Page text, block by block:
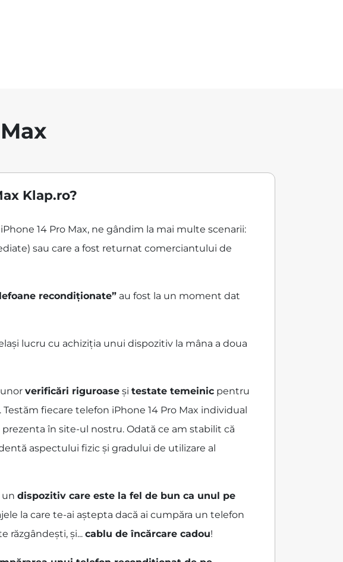
Klap.ro?
14 Pro Max, ne gândim la mai multe scenarii:
sau care a fost returnat comerciantului de
recondiționate” au fost la un moment dat
lucru cu achiziția unui dispozitiv la mâna a doua
verificări riguroase și testate temeinic pentru
fiecare telefon iPhone 14 Pro Max individual
în site-ul nostru. Odată ce am stabilit că
aspectului fizic și gradului de utilizare al
un dispozitiv care este la fel de bun ca unul pe
la care te-ai aștepta dacă ai cumpăra un telefon
răzgândești, și... cablu de încărcare cadou!